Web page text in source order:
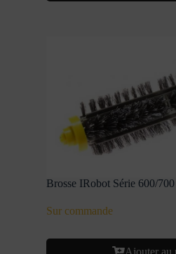
Brosse IRobot Série 600/
Sur commande
Ajouter au